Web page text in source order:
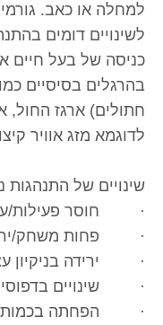
למחלה או כאב.
לשינויים דומים
כניסה של בעל חיים
בהרגלים בסיסיים
חתולים) ארגז החול,
לדוגמא מזג אוויר
שינויים של התנהגות
· חוסר פעילות/
· פחות משחק/
· ירידה בניקיון
· שינויים בדפוסי
· הפחתה בכמות